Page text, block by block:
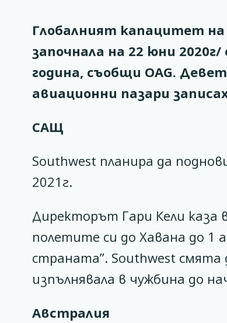
Глобалният капацитет на
започнала на 22 юни
година, съобщи OAG.
авиационни пазари
САЩ
Southwest планира да
2021г.
Директорът Гари Кели каза
полетите си до Хавана до 1
страната”. Southwest
изпълнявала в чужбина до
Австралия